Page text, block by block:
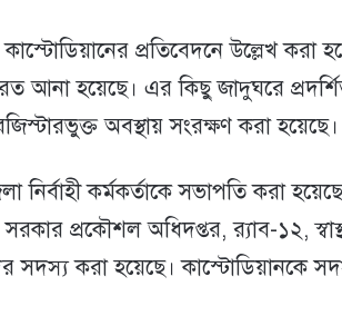
প্রতিবেদনে উল্লেখ করা
আনা হয়েছে। এর কিছু জাদুঘরে
অবস্থায় সংরক্ষণ করা হয়েছে।
নির্বাহী কর্মকর্তাকে সভাপতি করা
প্রকৌশল অধিদপ্তর, র‌্যাব-১২,
সদস্য করা হয়েছে। কাস্টোডিয়ানকে